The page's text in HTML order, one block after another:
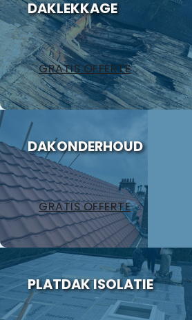
DAKLEKKAGE
GRATIS OFFERTE
DAKONDERHOUD
GRATIS OFFERTE
PLATDAK ISOLATIE